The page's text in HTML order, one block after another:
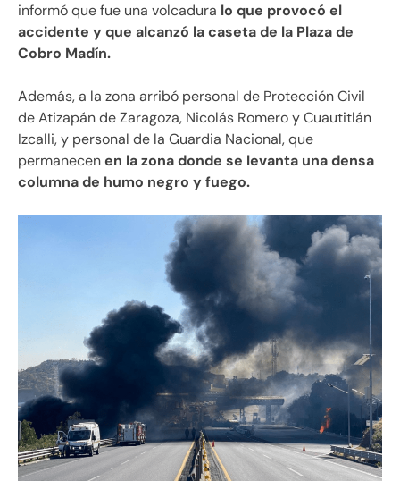
informó que fue una volcadura lo que provocó el
accidente y que alcanzó la caseta de la Plaza de
Cobro Madín.
Además, a la zona arribó personal de Protección Civil
de Atizapán de Zaragoza, Nicolás Romero y Cuautitlán
Izcalli, y personal de la Guardia Nacional, que
permanecenen la zona donde se levanta una densa
columna de humo negro y fuego.